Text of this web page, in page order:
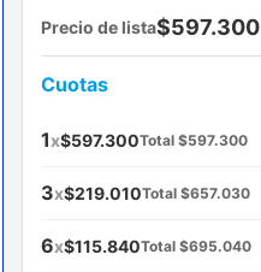
Precio de lista$597.300
Cuotas
1x$597.300Total $597.300
3x$219.010Total $657.030
6x$115.840Total $695.040